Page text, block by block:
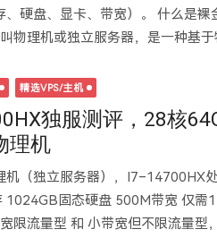
、硬盘、显卡、带宽）。 什么是
物理机或独立服务器，是一种基于
精选VPS/主机
独服测评，28核
理机
机（独立服务器），I7–14700HX
1024GB固态硬盘 500M带宽 仅
限流量型 和 小带宽但不限流量型